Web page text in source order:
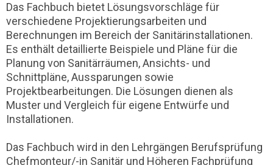
Das Fachbuch bietet Lösungsvorschläge für
verschiedene Projektierungsarbeiten und
Berechnungen im Bereich der Sanitärinstallationen.
Es enthält detaillierte Beispiele und Pläne für die
Planung von Sanitärräumen, Ansichts- und
Schnittpläne, Aussparungen sowie
Projektbearbeitungen. Die Lösungen dienen als
Muster und Vergleich für eigene Entwürfe und
Installationen.
Das Fachbuch wird in den Lehrgängen Berufsprüfung
Chefmonteur/-in Sanitär und Höheren Fachprüfung